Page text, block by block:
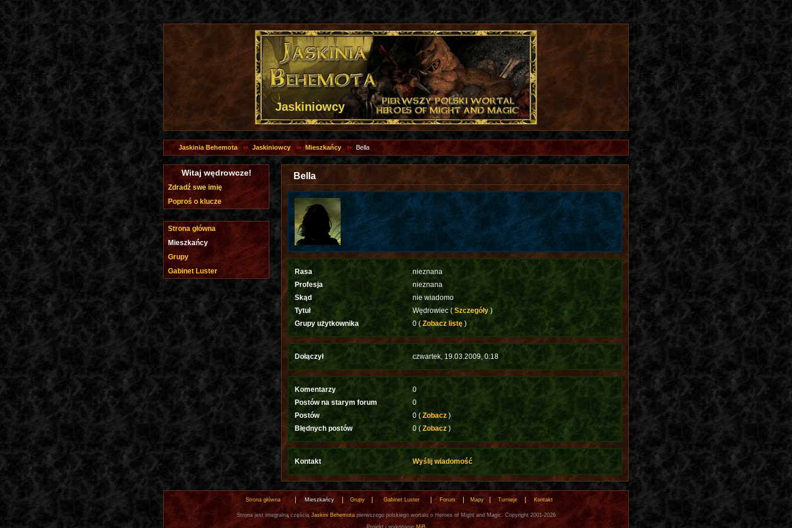
Jaskiniowcy
Jaskinia Behemota Jaskiniowcy Mieszkańcy Bella
Bella
Rasa
nieznana
Profesja
nieznana
Skąd
nie wiadomo
Tytuł
Wędrowiec ( Szczegóły)
Grupy użytkownika
0 (Zobacz listę )
Dołączył czwartek, 19.03.2009, 0:18
Komentarzy
0
Postów na starym forum
0
Postów
0 ( Zobacz )
Błędnych postów
0 ( Zobacz )
Kontakt Wyślij wiadomość
Witaj wędrowcze!
Zdradź swe imię
Poproś o klucze
Strona główna
Mieszkańcy
Grupy
Gabinet Luster
Strona główna Mieszkańcy Grupy Gabinet Luster Forum Mapy Turnieje Kontakt
Strona jest integralną częścią Jaskini Behemotapierwszego polskiego wortalu o Heroes of Might and Magic. Copyright 2001-2026
Projekt i wykonanie MiB